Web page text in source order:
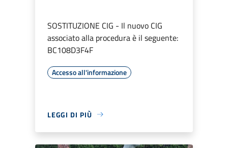
SOSTITUZIONE CIG - Il nuovo CIG
associato alla procedura è il seguente:
BC108D3F4F
Accesso all'informazione
LEGGI DI PIÙ